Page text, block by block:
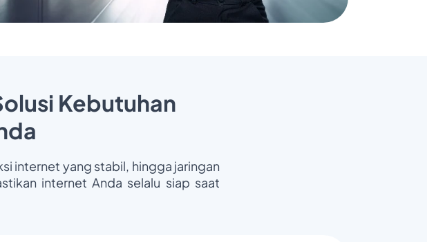
Kebutuhan
internet yang stabil, hingga jaringan
internet Anda selalu siap saat